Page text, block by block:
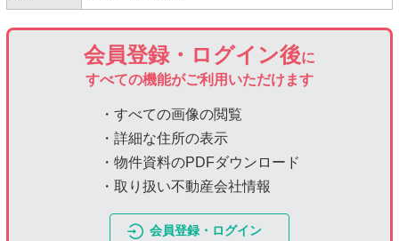
会員登録・ログイン後に
すべての機能がご利用いただけます
・すべての画像の閲覧
・詳細な住所の表示
・物件資料のPDFダウンロード
・取り扱い不動産会社情報
会員登録・ログイン